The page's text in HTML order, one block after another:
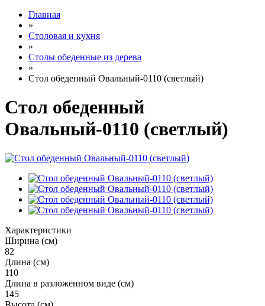
Главная
»
Столовая и кухня
»
Столы обеденные из дерева
»
Стол обеденный Овальный-0110 (светлый)
Стол обеденный
Овальный-0110 (светлый)
Характеристики
Ширина (см)
82
Длина (см)
110
Длина в разложенном виде (см)
145